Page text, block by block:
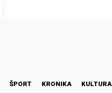
ŠPORT KRONIKA KULTURA